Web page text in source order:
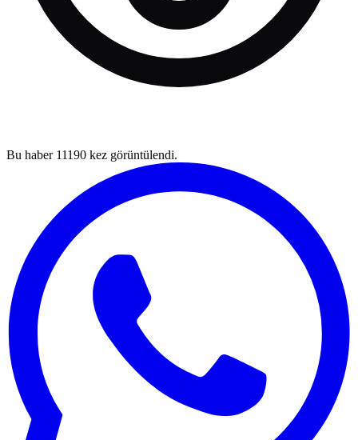
Bu haber 11190 kez görüntülendi.